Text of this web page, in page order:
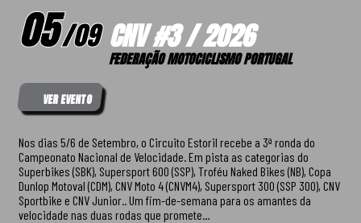
05/09 CNV #3 / 2026
FEDERAÇÃO MOTOCICLISMO PORTUGAL
VER EVENTO
Nos dias 5/6 de Setembro, o Circuito Estoril recebe a 3ª ronda do
Campeonato Nacional de Velocidade. Em pista as categorias do
Superbikes (SBK), Supersport 600 (SSP), Troféu Naked Bikes (NB), Copa
Dunlop Motoval (CDM), CNV Moto 4 (CNVM4), Supersport 300 (SSP 300), CNV
Sportbike e CNV Junior.. Um fim-de-semana para os amantes da
velocidade nas duas rodas que promete...